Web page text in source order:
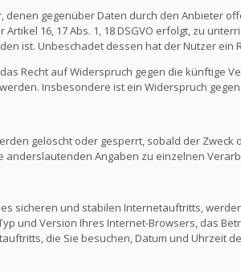
gegenüber Daten durch den Anbieter
16, 17 Abs. 1, 18 DSGVO erfolgt, zu
ist. Unbeschadet dessen hat der Nutzer ein
Recht auf Widerspruch gegen die künftige
Insbesondere ist ein Widerspruch
gelöscht oder gesperrt, sobald der Zweck
Angaben zu einzelnen
sicheren und stabilen Internetauftritts,
und Version Ihres Internet-Browsers, das
die Sie besuchen, Datum und Uhrzeit